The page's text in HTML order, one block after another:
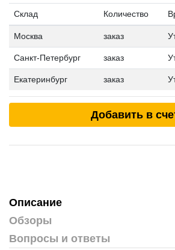
Склад Количество
Москва заказ
Санкт-Петербург заказ
Екатеринбург заказ
Добавить в
Описание
Обзоры
Вопросы и ответы